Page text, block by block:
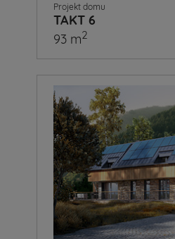
Projekt domu
TAKT 6
93 m2